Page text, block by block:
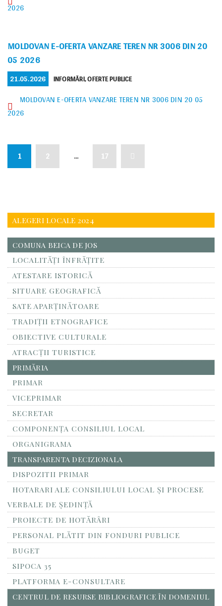
2026
MOLDOVAN E-OFERTA VANZARE TEREN NR 3006 DIN 20
05 2026
POSTED
ON
21.05.2026 CATEGORIES
INFORMĂRI,OFERTE PUBLICE
MOLDOVAN E-OFERTA VANZARE TEREN NR 3006 DIN 20 05
2026
ARTICOLE
Page
1 Page
2 … Page
17
ALEGERI LOCALE 2024
COMUNA BEICA DE JOS
LOCALITĂŢI ÎNFRĂŢITE
ATESTARE ISTORICĂ
SITUARE GEOGRAFICĂ
SATE APARȚINĂTOARE
TRADIȚII ETNOGRAFICE
OBIECTIVE CULTURALE
ATRACȚII TURISTICE
PRIMĂRIA
PRIMAR
VICEPRIMAR
SECRETAR
COMPONENȚA CONSILIUL LOCAL
ORGANIGRAMA
TRANSPARENTA DECIZIONALA
DISPOZITII PRIMAR
HOTARARI ALE CONSILIULUI LOCAL ȘI PROCESE
VERBALE DE ȘEDINȚĂ
PROIECTE DE HOTĂRÂRI
PERSONAL PLĂTIT DIN FONDURI PUBLICE
BUGET
SIPOCA 35
PLATFORMA E-CONSULTARE
CENTRUL DE RESURSE BIBLIOGRAFICE ÎN DOMENIUL